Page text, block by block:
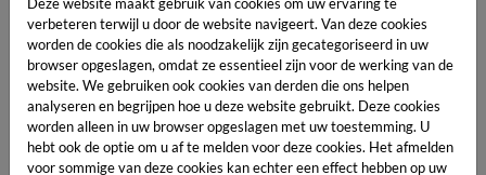
Deze website maakt gebruik van cookies om uw ervaring te
verbeteren terwijl u door de website navigeert. Van deze cookies
worden de cookies die als noodzakelijk zijn gecategoriseerd in uw
browser opgeslagen, omdat ze essentieel zijn voor de werking van de
website. We gebruiken ook cookies van derden die ons helpen
analyseren en begrijpen hoe u deze website gebruikt. Deze cookies
worden alleen in uw browser opgeslagen met uw toestemming. U
hebt ook de optie om u af te melden voor deze cookies. Het afmelden
voor sommige van deze cookies kan echter een effect hebben op uw